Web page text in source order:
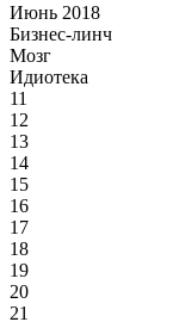
Июнь 2018
Бизнес-линч
Мозг
Идиотека
11
12
13
14
15
16
17
18
19
20
21